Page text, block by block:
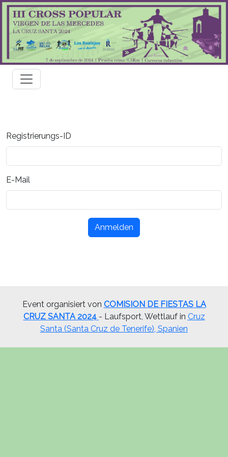
Registrierungs-ID
E-Mail
Anmelden
Event organisiert von COMISION DE FIESTAS LA
CRUZ SANTA 2024 - Laufsport, Wettlauf in Cruz
Santa (Santa Cruz de Tenerife), Spanien